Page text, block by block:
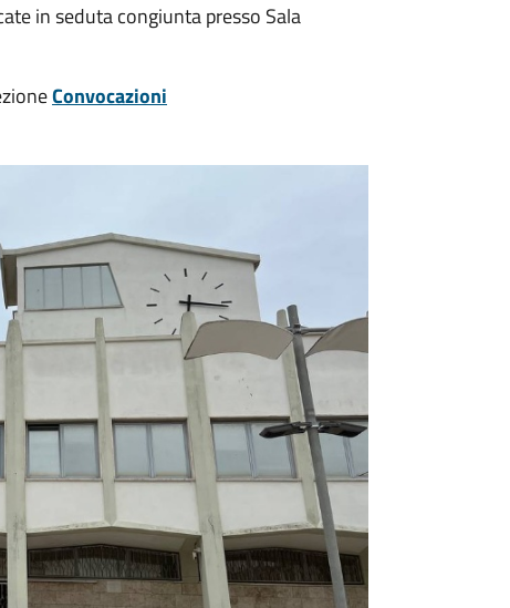
in seduta congiunta presso Sala
Convocazioni